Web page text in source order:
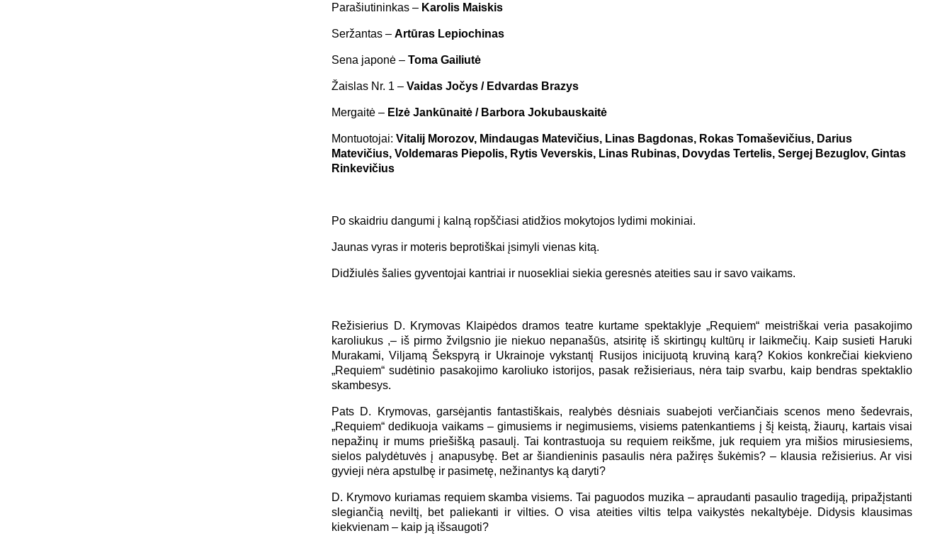
Parašiutininkas – Karolis Maiskis
Seržantas – Artūras Lepiochinas
Sena japonė – Toma Gailiutė
Žaislas Nr. 1 – Vaidas Jočys / Edvardas Brazys
Mergaitė – Elzė Jankūnaitė / Barbora Jokubauskaitė
Montuotojai: Vitalij Morozov, Mindaugas Matevičius, Linas Bagdonas, Rokas Tomaševičius, Darius
Matevičius, Voldemaras Piepolis, Rytis Veverskis, Linas Rubinas, Dovydas Tertelis, Sergej Bezuglov, Gintas
Rinkevičius
Po skaidriu dangumi į kalną ropščiasi atidžios mokytojos lydimi mokiniai.
Jaunas vyras ir moteris beprotiškai įsimyli vienas kitą.
Didžiulės šalies gyventojai kantriai ir nuosekliai siekia geresnės ateities sau ir savo vaikams.
Režisierius D. Krymovas Klaipėdos dramos teatre kurtame spektaklyje „Requiem“ meistriškai veria pasakojimo
karoliukus ,– iš pirmo žvilgsnio jie niekuo nepanašūs, atsiritę iš skirtingų kultūrų ir laikmečių. Kaip susieti Haruki
Murakami, Viljamą Šekspyrą ir Ukrainoje vykstantį Rusijos inicijuotą kruviną karą? Kokios konkrečiai kiekvieno
„Requiem“ sudėtinio pasakojimo karoliuko istorijos, pasak režisieriaus, nėra taip svarbu, kaip bendras spektaklio
skambesys.
Pats D. Krymovas, garsėjantis fantastiškais, realybės dėsniais suabejoti verčiančiais scenos meno šedevrais,
„Requiem“ dedikuoja vaikams – gimusiems ir negimusiems, visiems patenkantiems į šį keistą, žiaurų, kartais visai
nepažinų ir mums priešišką pasaulį. Tai kontrastuoja su requiem reikšme, juk requiem yra mišios mirusiesiems,
sielos palydėtuvės į anapusybę. Bet ar šiandieninis pasaulis nėra pažiręs šukėmis? – klausia režisierius. Ar visi
gyvieji nėra apstulbę ir pasimetę, nežinantys ką daryti?
D. Krymovo kuriamas requiem skamba visiems. Tai paguodos muzika – apraudanti pasaulio tragediją, pripažįstanti
slegiančią neviltį, bet paliekanti ir vilties. O visa ateities viltis telpa vaikystės nekaltybėje. Didysis klausimas
kiekvienam – kaip ją išsaugoti?